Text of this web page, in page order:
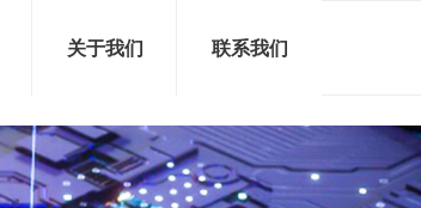
关于我们 联系我们